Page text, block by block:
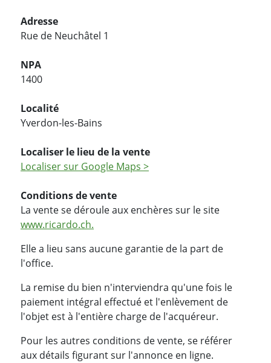
Adresse
Rue de Neuchâtel 1
NPA
1400
Localité
Yverdon-les-Bains
Localiser le lieu de la vente
Localiser sur Google Maps >
Conditions de vente
La vente se déroule aux enchères sur le site
www.ricardo.ch.
Elle a lieu sans aucune garantie de la part de
l'office.
La remise du bien n'interviendra qu'une fois le
paiement intégral effectué et l'enlèvement de
l'objet est à l'entière charge de l'acquéreur.
Pour les autres conditions de vente, se référer
aux détails figurant sur l'annonce en ligne.